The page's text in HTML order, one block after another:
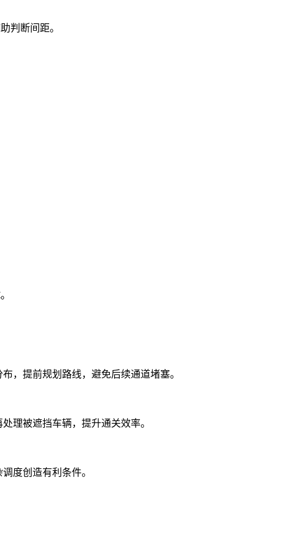
判断间距。
，提前规划路线，避免后续通道堵塞。
理被遮挡车辆，提升通关效率。
度创造有利条件。